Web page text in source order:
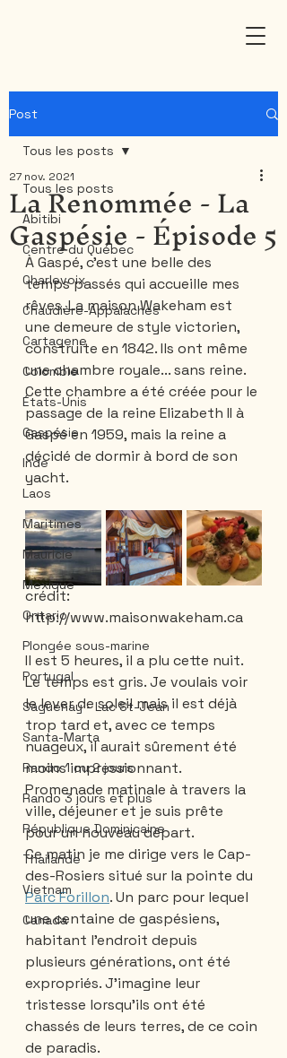
Post
Tous les posts
Abitibi
Centre du Québec
Charlevoix
Chaudière-Appalaches
Cartagene
Colombie
États-Unis
Gaspésie
Inde
Laos
Maritimes
Mauricie
Mexique
Ontario
Plongée sous-marine
Portugal
Saguenay - Lac St-Jean
Santa-Marta
Rando 1 ou 2 jours
Rando 3 jours et plus
République Dominicaine
Thailande
Vietnam
Canada
Tous les posts
La Renommée - La
Gaspésie - Épisode 5
27 nov. 2021
À Gaspé, c’est une belle des
temps passés qui accueille mes
rêves. La maison Wakeham est
une demeure de style victorien,
construite en 1842. Ils ont même
une chambre royale... sans reine.
Cette chambre a été créée pour le
passage de la reine Elizabeth II à
Gaspé en 1959, mais la reine a
décidé de dormir à bord de son
yacht.
crédit:
http://www.maisonwakeham.ca
Il est 5 heures, il a plu cette nuit.
Le temps est gris. Je voulais voir
le lever de soleil mais il est déjà
trop tard et, avec ce temps
nuageux, il aurait sûrement été
moins impressionnant.
Promenade matinale à travers la
ville, déjeuner et je suis prête
pour un nouveau départ.
Ce matin je me dirige vers le Cap-
des-Rosiers situé sur la pointe du
Parc Forillon. Un parc pour lequel
une centaine de gaspésiens,
habitant l’endroit depuis
plusieurs générations, ont été
expropriés. J’imagine leur
tristesse lorsqu’ils ont été
chassés de leurs terres, de ce coin
de paradis.